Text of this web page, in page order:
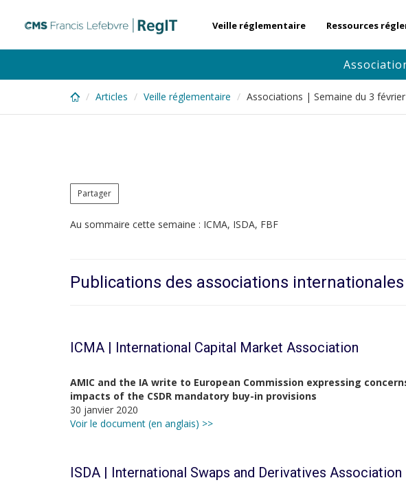
content
Veille réglementaire Ressources
Articles Veille réglementaire Associations | Semaine du 3
Partager
Au sommaire cette semaine : ICMA, ISDA, FBF
Publications des associations internationales
ICMA | International Capital Market Association
AMIC and the IA write to European Commission expressing
impacts of the CSDR mandatory buy-in provisions
30 janvier 2020
Voir le document (en anglais) >>
ISDA | International Swaps and Derivatives Association